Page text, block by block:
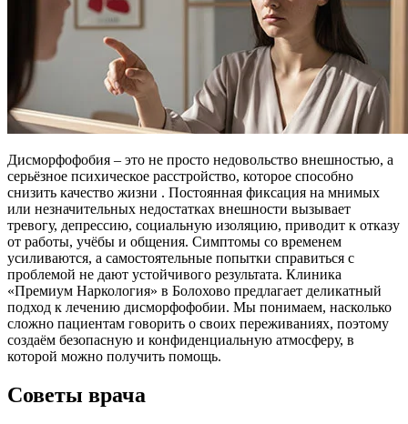
Дисморфофобия – это не просто недовольство внешностью, а
серьёзное психическое расстройство, которое способно
снизить качество жизни . Постоянная фиксация на мнимых
или незначительных недостатках внешности вызывает
тревогу, депрессию, социальную изоляцию, приводит к отказу
от работы, учёбы и общения. Симптомы со временем
усиливаются, а самостоятельные попытки справиться с
проблемой не дают устойчивого результата. Клиника
«Премиум Наркология» в Болохово предлагает деликатный
подход к лечению дисморфофобии. Мы понимаем, насколько
сложно пациентам говорить о своих переживаниях, поэтому
создаём безопасную и конфиденциальную атмосферу, в
которой можно получить помощь.
Советы врача